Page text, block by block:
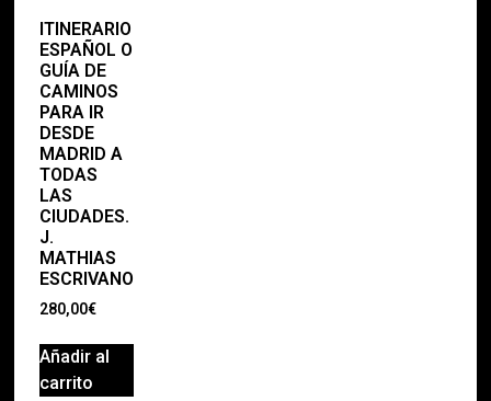
ITINERARIO
ESPAÑOL O
GUÍA DE
CAMINOS
PARA IR
DESDE
MADRID A
TODAS
LAS
CIUDADES.
J.
MATHIAS
ESCRIVANO
280,00€
Añadir al
carrito